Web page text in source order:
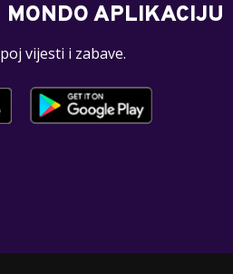
MONDO APLIKACIJU
vijesti i zabave.